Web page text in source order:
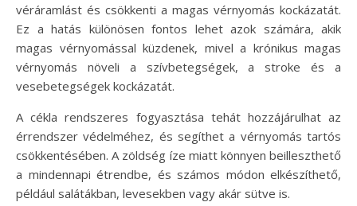
véráramlást és csökkenti a magas vérnyomás kockázatát.
Ez a hatás különösen fontos lehet azok számára, akik
magas vérnyomással küzdenek, mivel a krónikus magas
vérnyomás növeli a szívbetegségek, a stroke és a
vesebetegségek kockázatát.
A cékla rendszeres fogyasztása tehát hozzájárulhat az
érrendszer védelméhez, és segíthet a vérnyomás tartós
csökkentésében. A zöldség íze miatt könnyen beilleszthető
a mindennapi étrendbe, és számos módon elkészíthető,
például salátákban, levesekben vagy akár sütve is.